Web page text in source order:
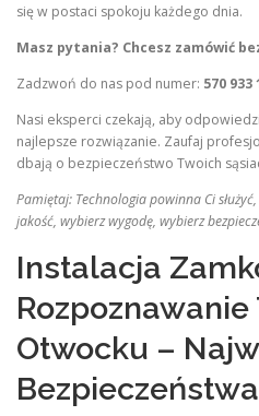
się w postaci spokoju każdego dnia.
Masz pytania? Chcesz zamówić
Zadzwoń do nas pod numer: 570 933
Nasi eksperci czekają, aby
najlepsze rozwiązanie. Zaufaj
dbają o bezpieczeństwo Twoich
Pamiętaj: Technologia powinna Ci
jakość, wybierz wygodę, wybierz
Instalacja
Rozpoznawanie
Otwocku –
Bezpieczeństwa